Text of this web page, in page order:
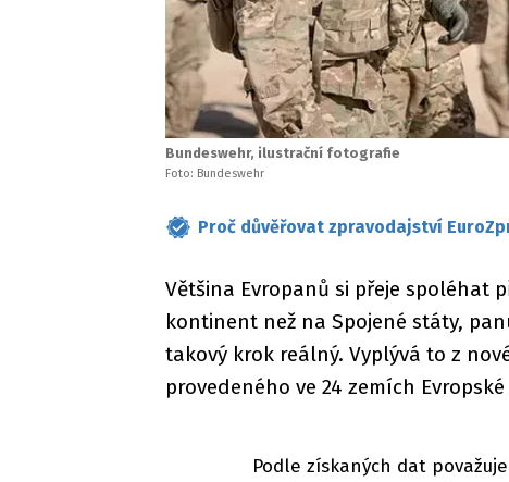
Bundeswehr, ilustrační fotografie
Foto: Bundeswehr
Proč důvěřovat zpravodajství
Většina Evropanů si přeje spoléhat
kontinent než na Spojené státy,
takový krok reálný. Vyplývá to z
provedeného ve 24 zemích
Podle získaných dat